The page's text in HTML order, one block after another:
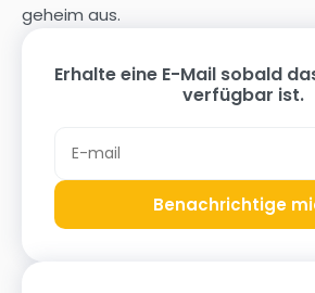
geheim aus.
Erhalte eine E-Mail sobald
verfügbar ist.
Benachrichtige